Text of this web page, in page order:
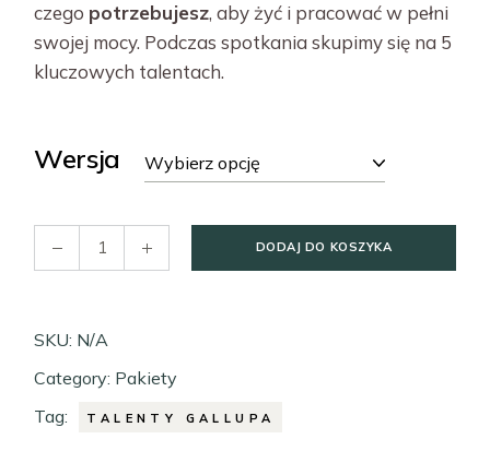
czego potrzebujesz, aby żyć i pracować w pełni
swojej mocy. Podczas spotkania skupimy się na 5
kluczowych talentach.
Wersja Wybierz opcję
Pakiet Zrozumienie quantity
DODAJ DO KOSZYKA
SKU: N/A
Category: Pakiety
Tag:
TALENTY GALLUPA